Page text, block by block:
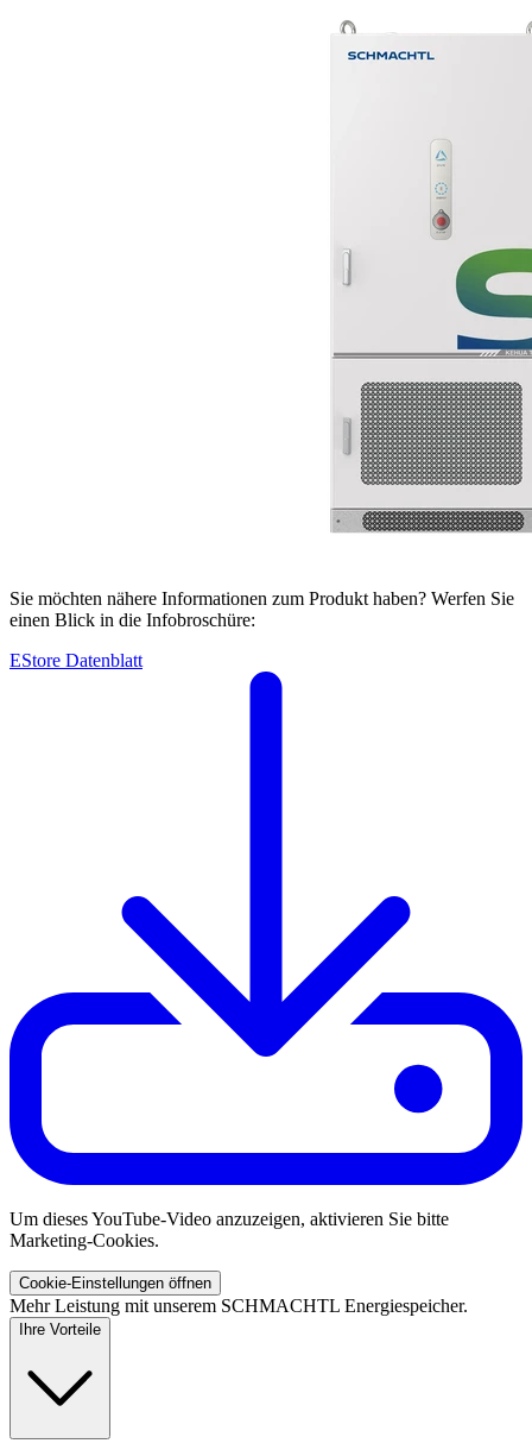
Sie möchten nähere Informationen zum Produkt haben? Werfen Sie
einen Blick in die Infobroschüre:
EStore Datenblatt
Um dieses YouTube-Video anzuzeigen, aktivieren Sie bitte
Marketing-Cookies.
Cookie-Einstellungen öffnen
Mehr Leistung mit unserem SCHMACHTL Energiespeicher.
Ihre Vorteile